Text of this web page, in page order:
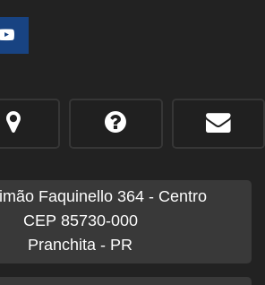
Faquinello 364 - Centro
CEP 85730-000
Pranchita - PR